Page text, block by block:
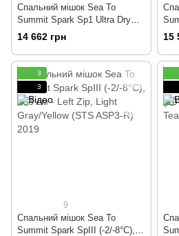
Спальний мішок Sea To
Summit Spark Sp1 Ultra Dry
(12/8°C), 183 см - Left Zip,
Grey (STS ASP1-R180L-UD)
14 662 грн
см
15
3
3
9
Спальний мішок Sea To
Summit Spark SpIII (-2/-8°C),